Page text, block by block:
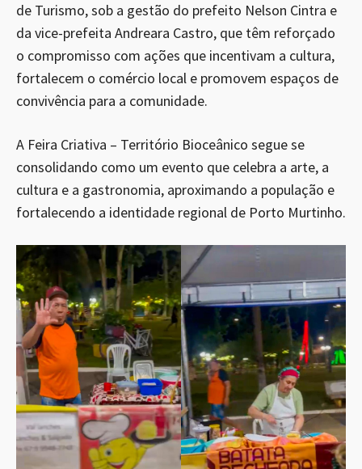
de Turismo, sob a gestão do prefeito Nelson Cintra e
da vice-prefeita Andreara Castro, que têm reforçado
o compromisso com ações que incentivam a cultura,
fortalecem o comércio local e promovem espaços de
convivência para a comunidade.
A Feira Criativa – Território Bioceânico segue se
consolidando como um evento que celebra a arte, a
cultura e a gastronomia, aproximando a população e
fortalecendo a identidade regional de Porto Murtinho.